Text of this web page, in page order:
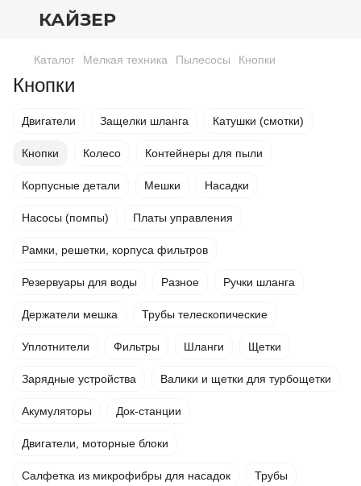
КАЙЗЕР
Каталог Мелкая техника Пылесосы Кнопки
Кнопки
Двигатели Защелки шланга Катушки (смотки)
Кнопки Колесо Контейнеры для пыли
Корпусные детали Мешки Насадки
Насосы (помпы) Платы управления
Рамки, решетки, корпуса фильтров
Резервуары для воды Разное Ручки шланга
Держатели мешка Трубы телескопические
Уплотнители Фильтры Шланги Щетки
Зарядные устройства Валики и щетки для турбощетки
Акумуляторы Док-станции
Двигатели, моторные блоки
Салфетка из микрофибры для насадок Трубы